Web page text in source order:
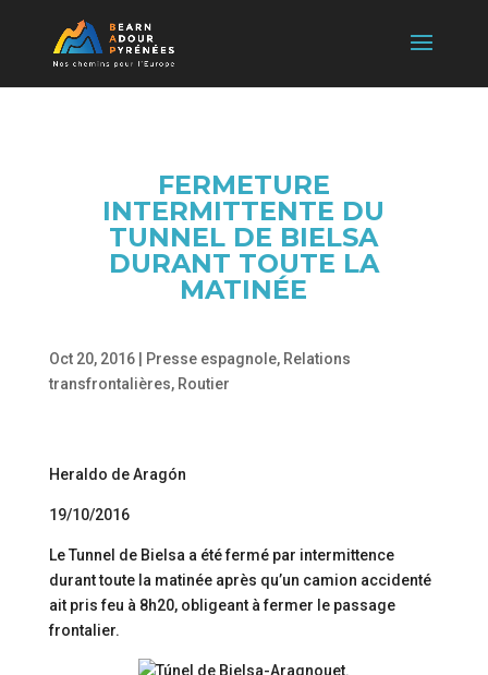
FERMETURE
INTERMITTENTE DU
TUNNEL DE BIELSA
DURANT TOUTE LA
MATINÉE
Oct 20, 2016| Presse espagnole, Relations
transfrontalières, Routier
Heraldo de Aragón
19/10/2016
Le Tunnel de Bielsa a été fermé par intermittence
durant toute la matinée après qu’un camion accidenté
ait pris feu à 8h20, obligeant à fermer le passage
frontalier.